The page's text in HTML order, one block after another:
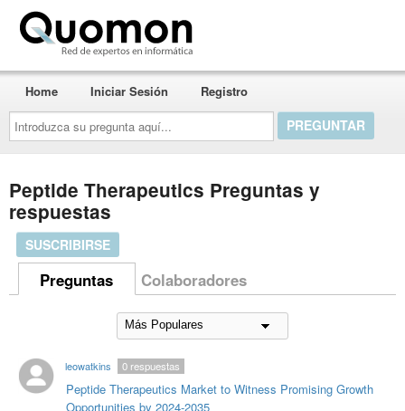
Introduzca
su
pregunta
aquí...
Home Iniciar Sesión Registro
Peptide Therapeutics Preguntas y
respuestas
SUSCRIBIRSE
Preguntas Colaboradores
leowatkins
Peptide Therapeutics Market to Witness Promising Growth
Opportunities by 2024-2035
0respuestas